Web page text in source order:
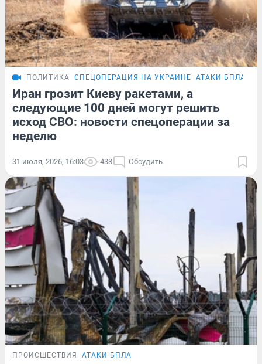
ПОЛИТИКА СПЕЦОПЕРАЦИЯ НА УКРАИНЕ АТАКИ БПЛА
Иран грозит Киеву ракетами, а
следующие 100 дней могут решить
исход СВО: новости спецоперации за
неделю
31 июля, 2026, 16:03 438 Обсудить
ПРОИСШЕСТВИЯ АТАКИ БПЛА